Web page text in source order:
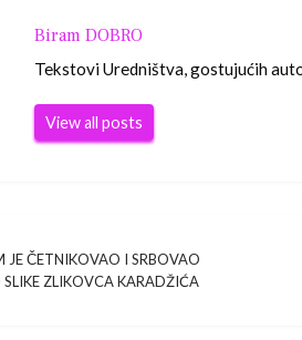
Biram DOBRO
Tekstovi Uredništva, gostujućih
View all posts
ČETNIKOVAO I SRBOVAO
ZLIKOVCA KARADŽIĆA